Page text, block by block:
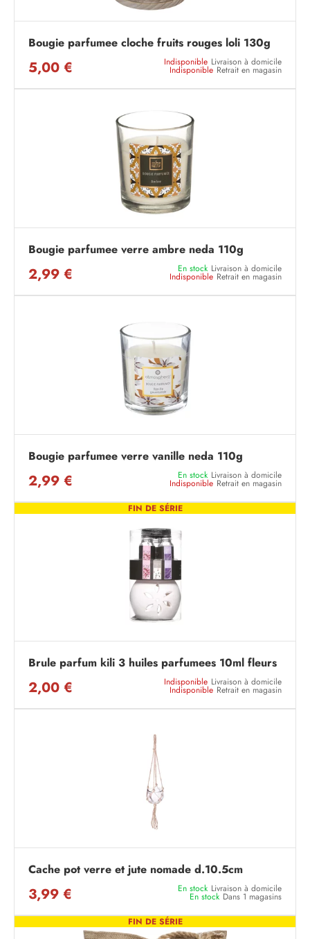
Bougie parfumee cloche fruits rouges loli 130g
5,00 € Indisponible Livraison à domicile
Indisponible Retrait en magasin
Bougie parfumee verre ambre neda 110g
2,99 € En stock Livraison à domicile
Indisponible Retrait en magasin
Bougie parfumee verre vanille neda 110g
2,99 € En stock Livraison à domicile
Indisponible Retrait en magasin
FIN DE SÉRIE
Brule parfum kili 3 huiles parfumees 10ml fleurs
2,00 € Indisponible Livraison à domicile
Indisponible Retrait en magasin
Cache pot verre et jute nomade d.10.5cm
3,99 € En stock Livraison à domicile
En stock Dans 1 magasins
FIN DE SÉRIE